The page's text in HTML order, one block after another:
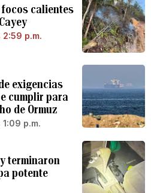
focos calientes
p.m.
exigencias
cumplir para
de Ormuz
p.m.
terminaron
potente